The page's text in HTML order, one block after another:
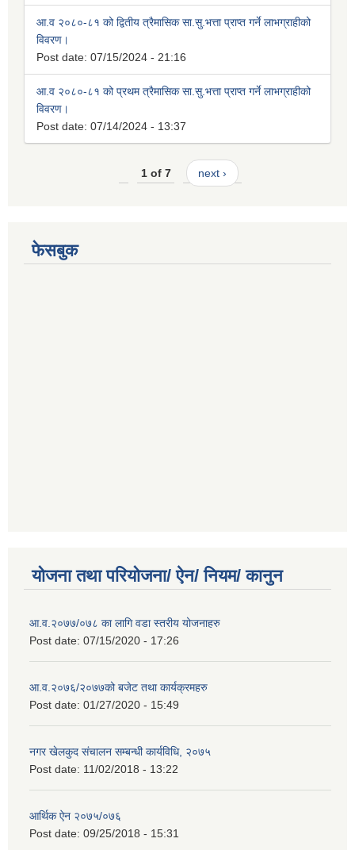
आ.व २०८०-८१ को द्वितीय त्रैमासिक सा.सु.भत्ता प्राप्त गर्ने लाभग्राहीको
विवरण।
Post date: 07/15/2024 - 21:16
आ.व २०८०-८१ को प्रथम त्रैमासिक सा.सु.भत्ता प्राप्त गर्ने लाभग्राहीको
विवरण।
Post date: 07/14/2024 - 13:37
1 of 7 next ›
फेसबुक
योजना तथा परियोजना/ ऐन/ नियम/ कानुन
आ.व.२०७७/०७८ का लागि वडा स्तरीय योजनाहरु
Post date: 07/15/2020 - 17:26
आ.व.२०७६/२०७७को बजेट तथा कार्यक्रमहरु
Post date: 01/27/2020 - 15:49
नगर खेलकुद संचालन सम्बन्धी कार्यविधि, २०७५
Post date: 11/02/2018 - 13:22
आर्थिक ऐन २०७५/०७६
Post date: 09/25/2018 - 15:31